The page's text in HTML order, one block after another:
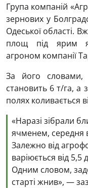
Група компаній
зернових у
Одеської області.
площ під ярим
агроном компанії
За його словами,
становить 6 т/га, а
полях коливається
«Наразі зібрали
ячменем, середня
Залежно від
варіюється від
Одним словом,
старті жнив», —